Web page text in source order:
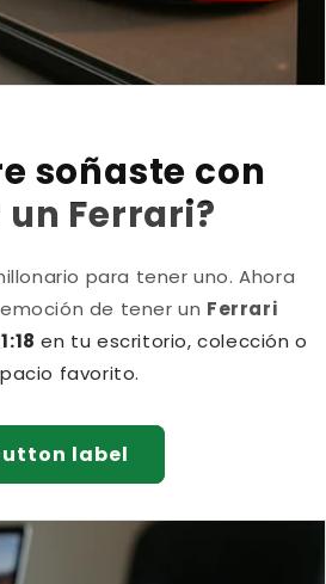
soñaste con
Ferrari?
para tener uno. Ahora
de tener un Ferrari
en tu escritorio, colección o
favorito.
label